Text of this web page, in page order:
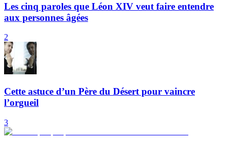
Les cinq paroles que Léon XIV veut faire entendre
aux personnes âgées
2
Cette astuce d’un Père du Désert pour vaincre
l’orgueil
3